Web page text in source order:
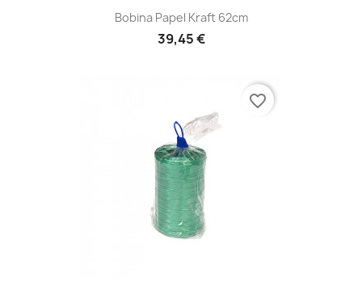
Bobina Papel Kraft 62cm
39,45 €
favorite_border